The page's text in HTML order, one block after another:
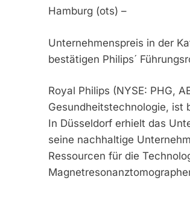
Hamburg (ots) –
Unternehmenspreis in der
bestätigen Philips´
Royal Philips (NYSE: PHG,
Gesundheitstechnologie, ist
In Düsseldorf erhielt das
seine nachhaltige
Ressourcen für die